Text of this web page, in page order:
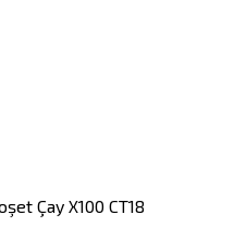
Çay X100 CT18